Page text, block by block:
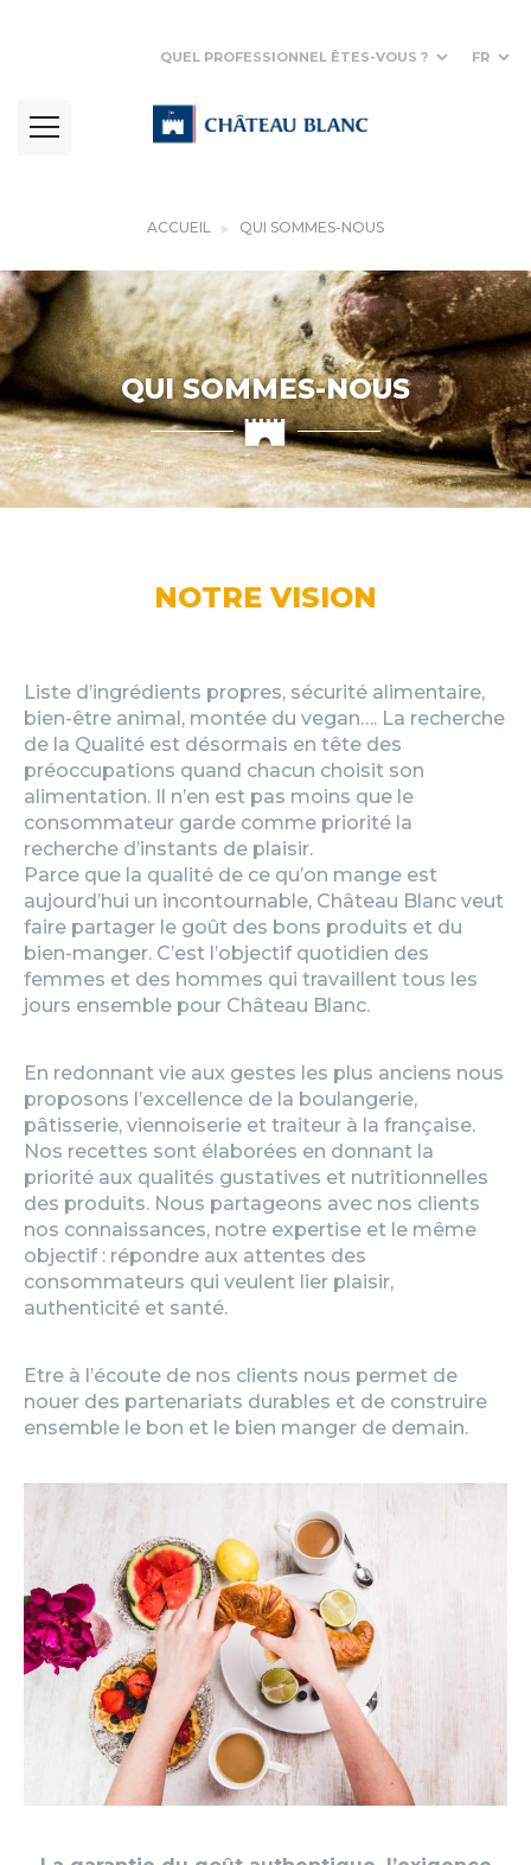
QUEL PROFESSIONNEL ÊTES-VOUS ? FR
ACCUEIL QUI SOMMES-NOUS
QUI SOMMES-NOUS
NOTRE VISION
Liste d’ingrédients propres, sécurité alimentaire,
bien-être animal, montée du vegan…. La recherche
de la Qualité est désormais en tête des
préoccupations quand chacun choisit son
alimentation. Il n’en est pas moins que le
consommateur garde comme priorité la
recherche d’instants de plaisir.
Parce que la qualité de ce qu’on mange est
aujourd’hui un incontournable, Château Blanc veut
faire partager le goût des bons produits et du
bien-manger. C’est l’objectif quotidien des
femmes et des hommes qui travaillent tous les
jours ensemble pour Château Blanc.
En redonnant vie aux gestes les plus anciens nous
proposons l’excellence de la boulangerie,
pâtisserie, viennoiserie et traiteur à la française.
Nos recettes sont élaborées en donnant la
priorité aux qualités gustatives et nutritionnelles
des produits. Nous partageons avec nos clients
nos connaissances, notre expertise et le même
objectif : répondre aux attentes des
consommateurs qui veulent lier plaisir,
authenticité et santé.
Etre à l’écoute de nos clients nous permet de
nouer des partenariats durables et de construire
ensemble le bon et le bien manger de demain.